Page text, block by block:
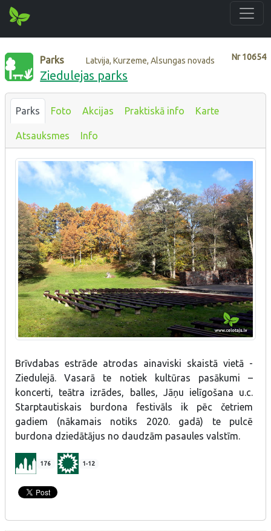
Nr10654
Parks Latvija, Kurzeme, Alsungas novads
Ziedulejas parks
Parks Foto Akcijas Praktiskā info Karte
Atsauksmes Info
Brīvdabas estrāde atrodas ainaviski skaistā vietā -
Ziedulejā. Vasarā te notiek kultūras pasākumi –
koncerti, teātra izrādes, balles, Jāņu ielīgošana u.c.
Starptautiskais burdona festivāls ik pēc četriem
gadiem (nākamais notiks 2020. gadā) te pulcē
burdona dziedātājus no daudzām pasaules valstīm.
176 1-12